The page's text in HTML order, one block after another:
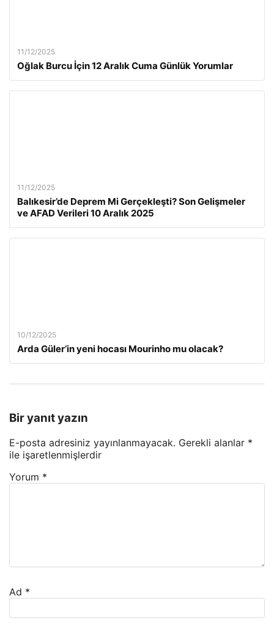
11/12/2025
Oğlak Burcu İçin 12 Aralık Cuma Günlük Yorumlar
11/12/2025
Balıkesir’de Deprem Mi Gerçekleşti? Son Gelişmeler
ve AFAD Verileri 10 Aralık 2025
10/12/2025
Arda Güler’in yeni hocası Mourinho mu olacak?
Bir yanıt yazın
E-posta adresiniz yayınlanmayacak. Gerekli alanlar *
ile işaretlenmişlerdir
Yorum *
Ad *